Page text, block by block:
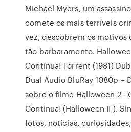
Michael Myers, um
comete os mais terríveis
vez, descobrem os motivos
tão barbaramente.
Continua! Torrent (1981)
Dual Áudio BluRay 1080p –
sobre o filme Halloween 2 -
Continua! (Halloween II ).
fotos, notícias,